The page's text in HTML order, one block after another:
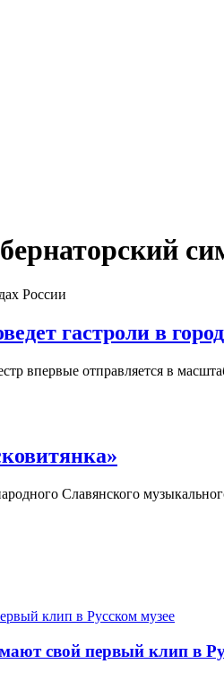
гастроли в
впервые отправляется в
Славянского
свой первый клип в